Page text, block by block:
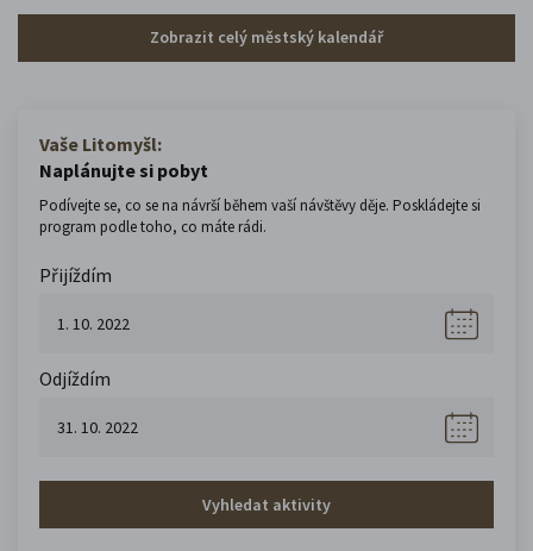
Zobrazit celý městský kalendář
Vaše Litomyšl:
Naplánujte si pobyt
Podívejte se, co se na návrší během vaší návštěvy děje. Poskládejte si
program podle toho, co máte rádi.
Přijíždím
Odjíždím
Vyhledat aktivity